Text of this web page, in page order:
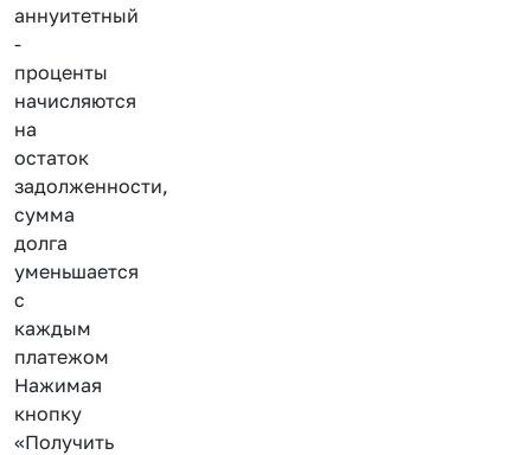
аннуитетный
-
проценты
начисляются
на
остаток
задолженности,
сумма
долга
уменьшается
с
каждым
платежом
Нажимая
кнопку
«Получить